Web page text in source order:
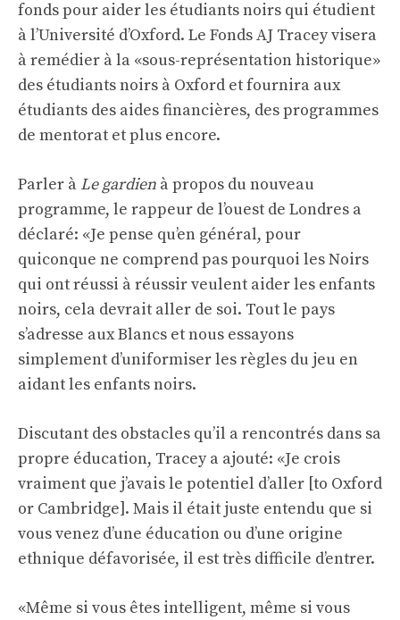
fonds pour aider les étudiants noirs qui étudient
à l’Université d’Oxford. Le Fonds AJ Tracey visera
à remédier à la «sous-représentation historique»
des étudiants noirs à Oxford et fournira aux
étudiants des aides financières, des programmes
de mentorat et plus encore.
Parler à Le gardien à propos du nouveau
programme, le rappeur de l’ouest de Londres a
déclaré: «Je pense qu’en général, pour
quiconque ne comprend pas pourquoi les Noirs
qui ont réussi à réussir veulent aider les enfants
noirs, cela devrait aller de soi. Tout le pays
s’adresse aux Blancs et nous essayons
simplement d’uniformiser les règles du jeu en
aidant les enfants noirs.
Discutant des obstacles qu’il a rencontrés dans sa
propre éducation, Tracey a ajouté: «Je crois
vraiment que j’avais le potentiel d’aller [to Oxford
or Cambridge]. Mais il était juste entendu que si
vous venez d’une éducation ou d’une origine
ethnique défavorisée, il est très difficile d’entrer.
«Même si vous êtes intelligent, même si vous